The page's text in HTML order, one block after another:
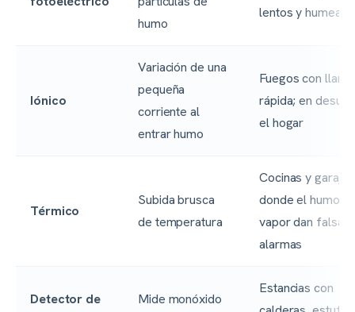
humo
lentos y
Iónico
Variación de una
pequeña
corriente al
entrar humo
Fuegos con llama
rápida; en
el hogar
Térmico
Subida brusca
de temperatura
Cocinas y garajes
donde el humo o
vapor dan falsas
alarmas
Detector de Mide monóxido
Estancias con